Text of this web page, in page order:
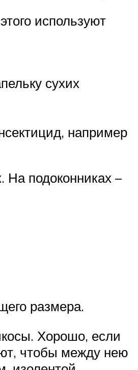
используют
сухих
например
На подоконниках –
размера.
Хорошо, если
чтобы между нею